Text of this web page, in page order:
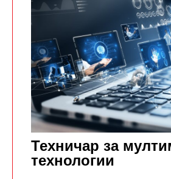
Техничар за
технологии